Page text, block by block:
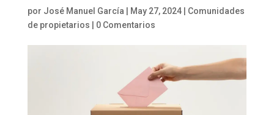
por José Manuel García May 27, 2024| Comunidades
de propietarios
0 Comentarios